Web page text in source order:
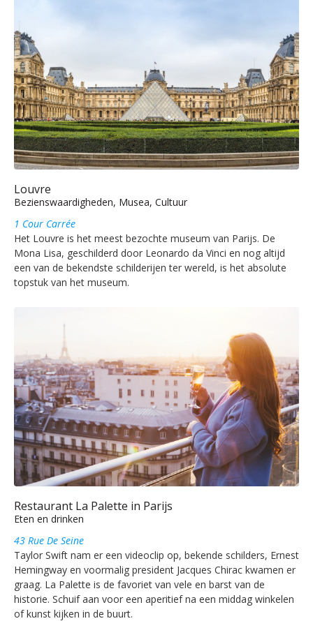
Louvre
Bezienswaardigheden, Musea, Cultuur
1 Cour Carrée
Het Louvre is het meest bezochte museum van Parijs. De
Mona Lisa, geschilderd door Leonardo da Vinci en nog altijd
een van de bekendste schilderijen ter wereld, is het absolute
topstuk van het museum.
Restaurant La Palette in Parijs
Eten en drinken
43 Rue De Seine
Taylor Swift nam er een videoclip op, bekende schilders, Ernest
Hemingway en voormalig president Jacques Chirac kwamen er
graag. La Palette is de favoriet van vele en barst van de
historie. Schuif aan voor een aperitief na een middag winkelen
of kunst kijken in de buurt.